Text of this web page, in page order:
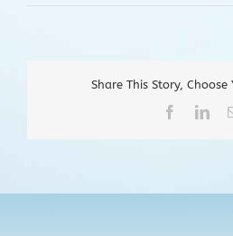
Share This Story,
Facebook